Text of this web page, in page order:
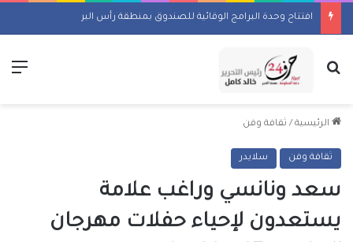
افتتاح وحدة البرامج الوقائية للصندوق بمنطقة رأس البر
بحث عن
الرئيسية / ثقافة وفن
ثقافة وفن سلايدر
سعد ونانسي وراغب علامة
يستعدون لإحياء حفلات مهرجان